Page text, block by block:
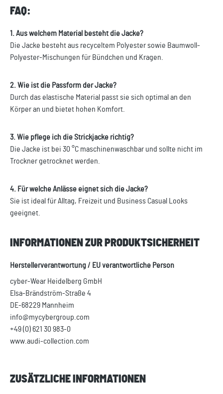
FAQ:
1. Aus welchem Material besteht die Jacke?
Die Jacke besteht aus recyceltem Polyester sowie Baumwoll-
Polyester-Mischungen für Bündchen und Kragen.
2. Wie ist die Passform der Jacke?
Durch das elastische Material passt sie sich optimal an den
Körper an und bietet hohen Komfort.
3. Wie pflege ich die Strickjacke richtig?
Die Jacke ist bei 30 °C maschinenwaschbar und sollte nicht im
Trockner getrocknet werden.
4. Für welche Anlässe eignet sich die Jacke?
Sie ist ideal für Alltag, Freizeit und Business Casual Looks
geeignet.
INFORMATIONEN ZUR PRODUKTSICHERHEIT
Herstellerverantwortung / EU verantwortliche Person
cyber-Wear Heidelberg GmbH
Elsa-Brändström-Straße 4
DE-68229 Mannheim
info@mycybergroup.com
+49 (0) 621 30 983-0
www.audi-collection.com
ZUSÄTZLICHE INFORMATIONEN